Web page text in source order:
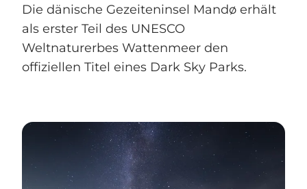
Die dänische Gezeiteninsel Mandø erhält
als erster Teil des UNESCO
Weltnaturerbes Wattenmeer den
offiziellen Titel eines Dark Sky Parks.